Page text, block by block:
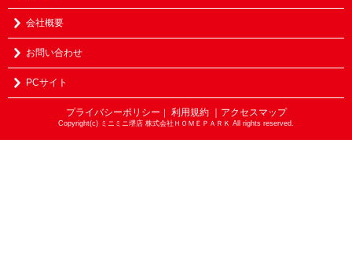
会社概要
お問い合わせ
PCサイト
プライバシーポリシー ｜ 利用規約 ｜アクセスマップ
Copyright(c) ミニミニ堺店 株式会社ＨＯＭＥＰＡＲＫ All rights reserved.